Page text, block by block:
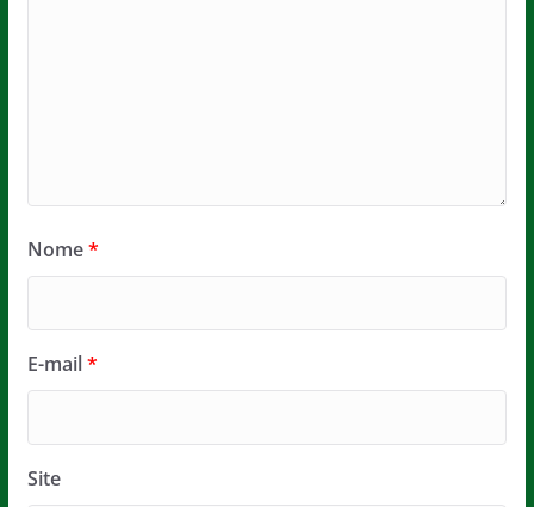
Nome*
E-mail*
Site